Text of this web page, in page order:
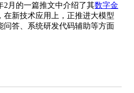
2月的一篇推文中介绍了其数字金
在新技术应用上，正推进大模型
问答、系统研发代码辅助等方面